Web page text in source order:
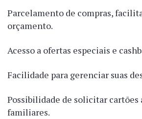
Parcelamento de compras,
orçamento.
Acesso a ofertas especiais e
Facilidade para gerenciar suas
Possibilidade de solicitar cartões
familiares.